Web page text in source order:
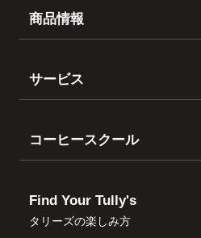
商品情報
サービス
コーヒースクール
Find Your Tully's
タリーズの楽しみ方